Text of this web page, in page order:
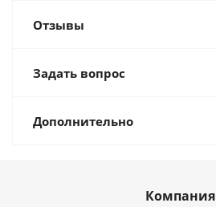
Отзывы
Задать вопрос
Дополнительно
Компания